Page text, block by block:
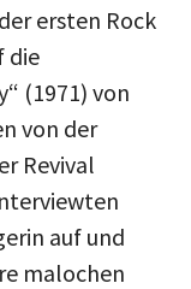
ersten Rock
die
(1971) von
von der
Revival
auf und
malochen